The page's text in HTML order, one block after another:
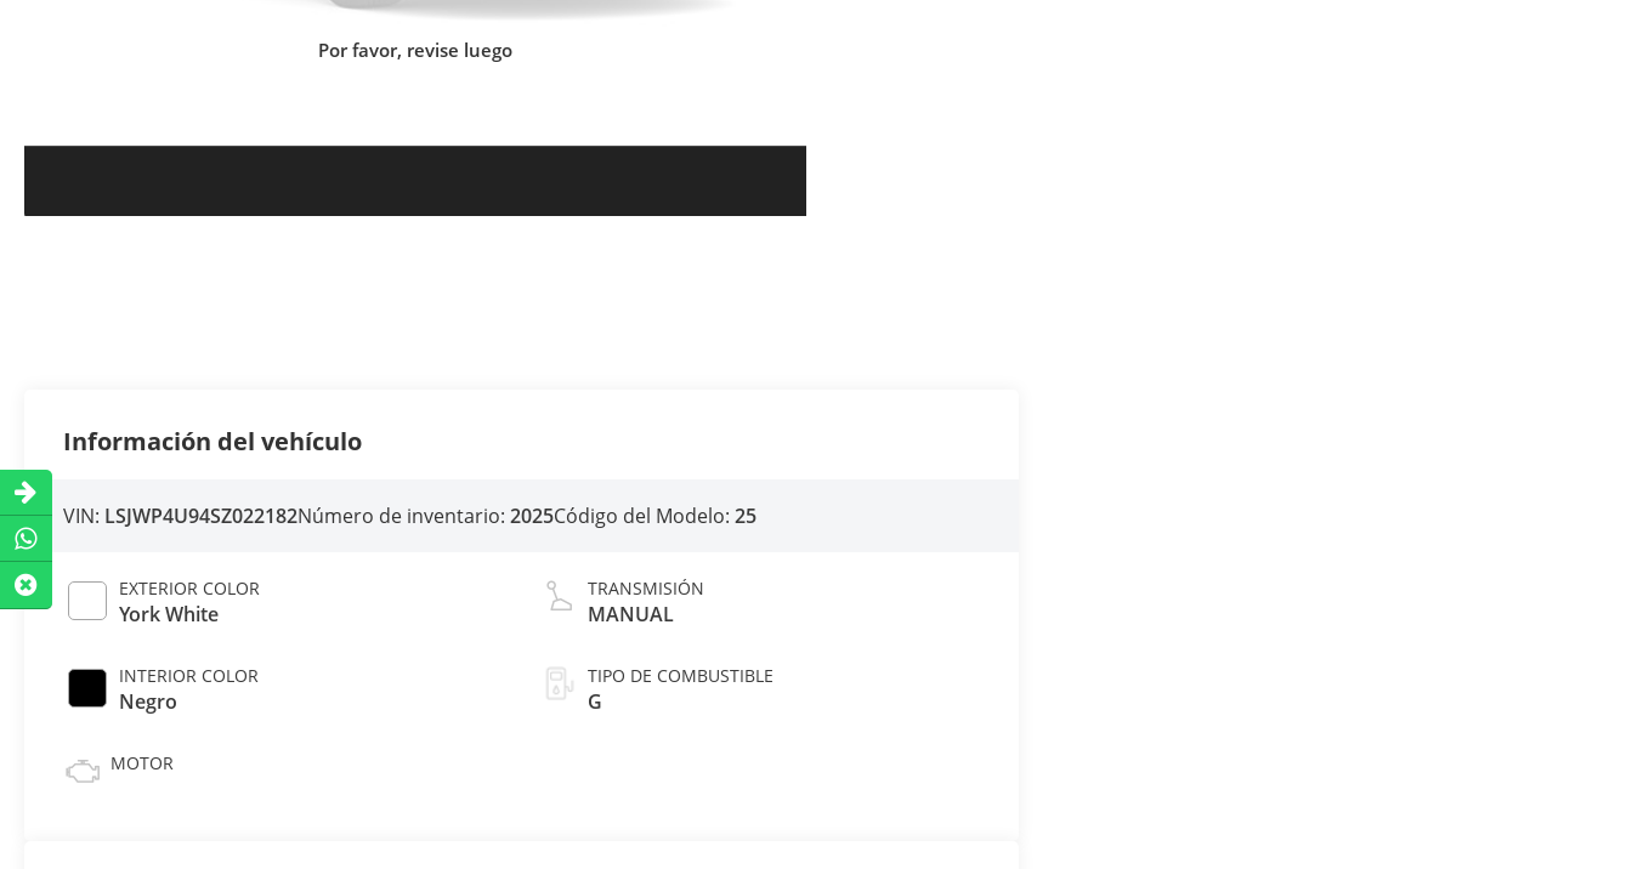
Por favor, revise luego
Información del vehículo
VIN: LSJWP4U94SZ022182Número de inventario:2025Código del Modelo:25
EXTERIOR COLOR
York White
INTERIOR COLOR
Negro
MOTOR
TRANSMISIÓN
MANUAL
TIPO DE COMBUSTIBLE
G